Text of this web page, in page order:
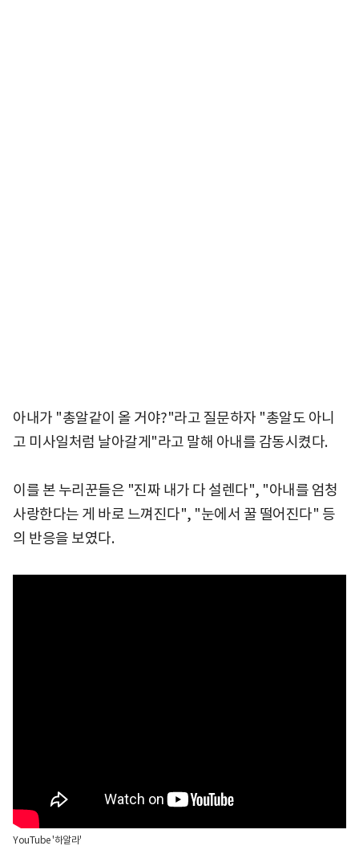
아내가 "총알같이 올 거야?"라고 질문하자 "총알도 아니
고 미사일처럼 날아갈게"라고 말해 아내를 감동시켰다.
이를 본 누리꾼들은 "진짜 내가 다 설렌다", "아내를 엄청
사랑한다는 게 바로 느껴진다", "눈에서 꿀 떨어진다" 등
의 반응을 보였다.
YouTube '하알라'